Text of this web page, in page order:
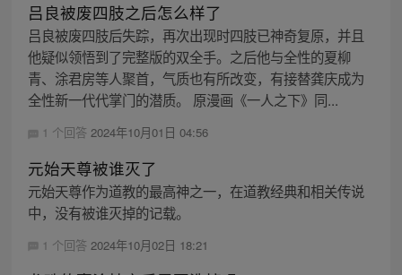
吕良被废四肢之后怎么样了
吕良被废四肢后失踪，再次出现时四肢已神奇复原，并且
他疑似领悟到了完整版的双全手。之后他与全性的夏柳
青、涂君房等人聚首，气质也有所改变，有接替龚庆成为
全性新一代代掌门的潜质。 原漫画《一人之下》同...
1 个回答 2024年10月01日 04:56
元始天尊被谁灭了
元始天尊作为道教的最高神之一，在道教经典和相关传说
中，没有被谁灭掉的记载。
1 个回答 2024年10月02日 18:21